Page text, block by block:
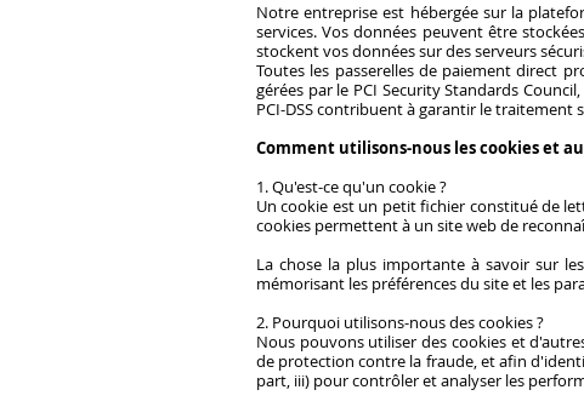
Notre entreprise est hébergée sur la
services. Vos données peuvent être
stockent vos données sur des serveurs
Toutes les passerelles de paiement direct
gérées par le PCI Security Standards
PCI-DSS contribuent à garantir le traitement
Comment utilisons-nous les cookies et
1. Qu'est-ce qu'un cookie ?
Un cookie est un petit fichier constitué de
cookies permettent à un site web de
La chose la plus importante à savoir sur
mémorisant les préférences du site et les
2. Pourquoi utilisons-nous des cookies ?
Nous pouvons utiliser des cookies et
de protection contre la fraude, et afin
part, iii) pour contrôler et analyser les